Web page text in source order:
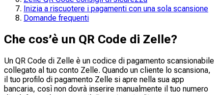
Inizia a riscuotere i pagamenti con una sola scansione
Domande frequenti
Che cos’è un QR Code di Zelle?
Un QR Code di Zelle è un codice di pagamento scansionabile
collegato al tuo conto Zelle. Quando un cliente lo scansiona,
il tuo profilo di pagamento Zelle si apre nella sua app
bancaria, così non dovrà inserire manualmente il tuo numero